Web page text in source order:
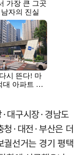
대구시장·경남도
청·대전·부산은 더
궐선거는 경기 평택